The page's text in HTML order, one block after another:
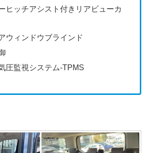
ヒッチアシスト付きリアビューカ
ウィンドウブラインド
圧監視システム-TPMS